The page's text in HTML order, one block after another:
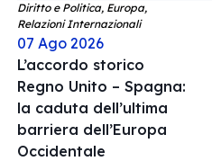
Diritto e Politica, Europa,
Relazioni Internazionali
07 Ago 2026
L’accordo storico
Regno Unito – Spagna:
la caduta dell’ultima
barriera dell’Europa
Occidentale